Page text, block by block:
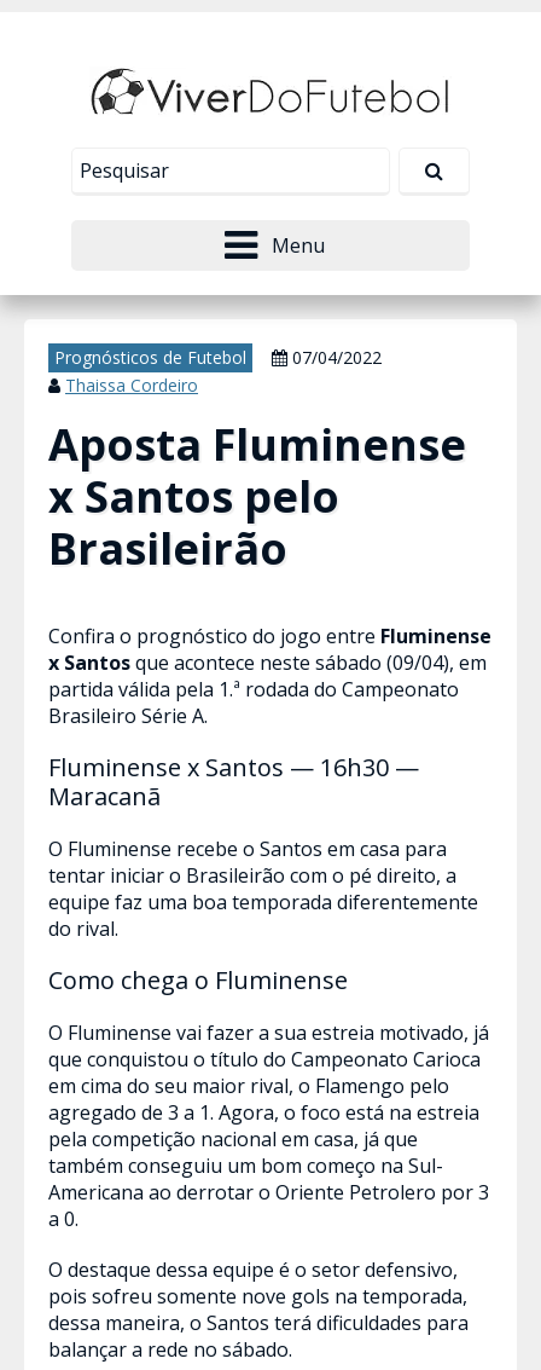
Menu
Prognósticos de Futebol
07/04/2022
Thaissa Cordeiro
Aposta Fluminense
x Santos pelo
Brasileirão
Confira o prognóstico do jogo entre Fluminense
x Santosque acontece neste sábado (09/04), em
partida válida pela 1.ª rodada do Campeonato
Brasileiro Série A.
Fluminense x Santos — 16h30 —
Maracanã
O Fluminense recebe o Santos em casa para
tentar iniciar o Brasileirão com o pé direito, a
equipe faz uma boa temporada diferentemente
do rival.
Como chega o Fluminense
O Fluminense vai fazer a sua estreia motivado, já
que conquistou o título do Campeonato Carioca
em cima do seu maior rival, o Flamengo pelo
agregado de 3 a 1. Agora, o foco está na estreia
pela competição nacional em casa, já que
também conseguiu um bom começo na Sul-
Americana ao derrotar o Oriente Petrolero por 3
a 0.
O destaque dessa equipe é o setor defensivo,
pois sofreu somente nove gols na temporada,
dessa maneira, o Santos terá dificuldades para
balançar a rede no sábado.